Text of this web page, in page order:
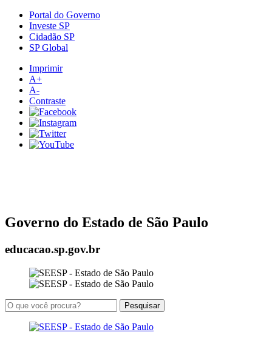
Portal do Governo
Investe SP
Cidadão SP
SP Global
Imprimir
A+
A-
Contraste
Governo do Estado de São Paulo
educacao.sp.gov.br